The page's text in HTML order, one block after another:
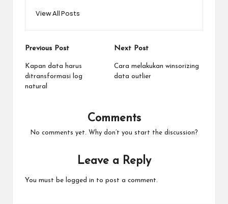
View All Posts
Post
navigation
Previous Post
Kapan data harus
ditransformasi log
natural
Next Post
Cara melakukan winsorizing
data outlier
Comments
No comments yet. Why don’t you start the discussion?
Leave a Reply
You must be logged in to post a comment.